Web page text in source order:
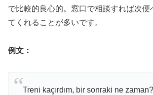
で比較的良心的。窓口で相談すれば次便
てくれることが多いです。
例文：
Treni kaçırdım, bir sonraki ne